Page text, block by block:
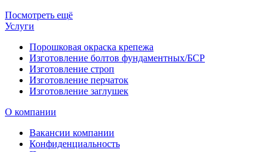
Посмотреть ещё
Услуги
Порошковая окраска крепежа
Изготовление болтов фундаментных/БСР
Изготовление строп
Изготовление перчаток
Изготовление заглушек
О компании
Вакансии компании
Конфиденциальность